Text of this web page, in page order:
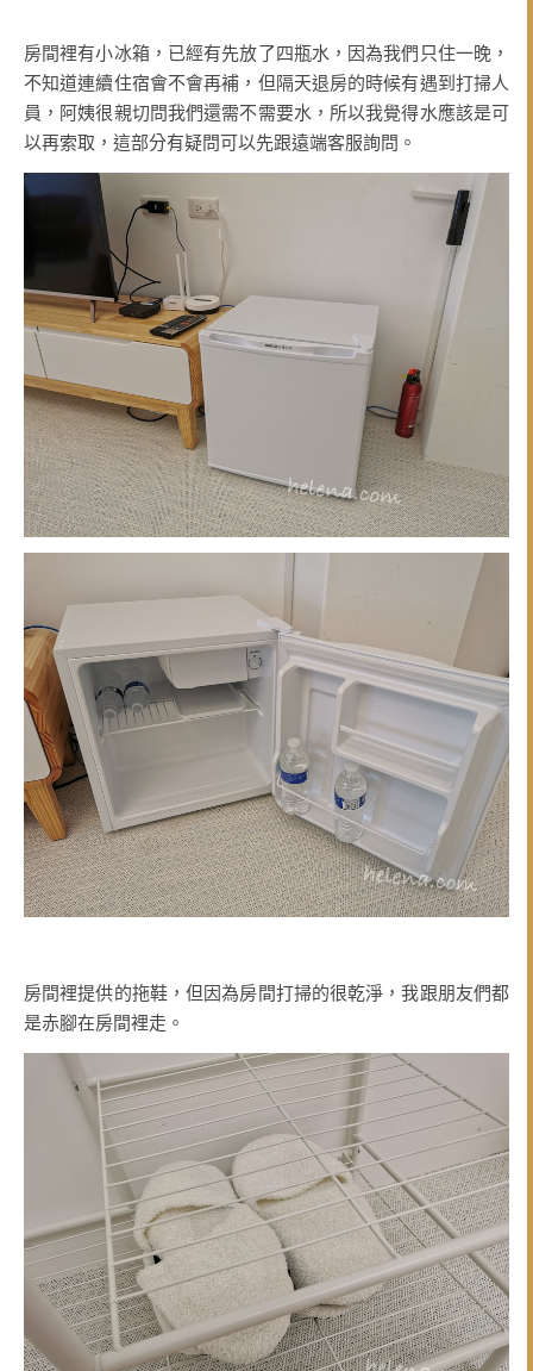
房間裡有小冰箱，已經有先放了四瓶水，因為我們只住一晚，
不知道連續住宿會不會再補，但隔天退房的時候有遇到打掃人
員，阿姨很親切問我們還需不需要水，所以我覺得水應該是可
以再索取，這部分有疑問可以先跟遠端客服詢問。
房間裡提供的拖鞋，但因為房間打掃的很乾淨，我跟朋友們都
是赤腳在房間裡走。